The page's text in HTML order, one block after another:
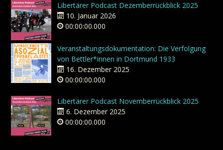
Libertärer Podcast Dezemberrückblick 2025
10. Januar 2026
00:00:00.000
Veranstaltungsdokumentation: Die Verfolgung
von Bettler*innen in Dortmund 1933
16. Dezember 2025
00:00:00.000
Libertärer Podcast Novemberrückblick 2025
6. Dezember 2025
00:00:00.000